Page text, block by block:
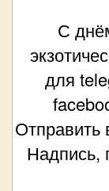
С
для
Отправить
Надпись,